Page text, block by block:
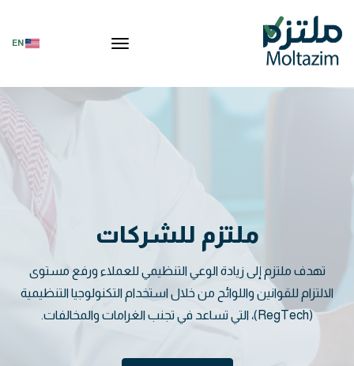
تبديل التنقل
ملتزم للشركات
تهدف ملتزم إلى زيادة الوعي التنظيمي للعملاء ورفع مستوى
الالتزام للقوانين واللوائح من خلال استخدام التكنولوجيا التنظيمية
(RegTech)، التي تساعد في تجنب الغرامات والمخالفات.